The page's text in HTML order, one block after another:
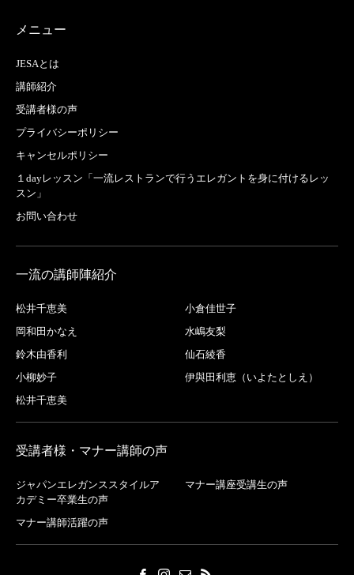
メニュー
JESAとは
講師紹介
受講者様の声
プライバシーポリシー
キャンセルポリシー
１dayレッスン「一流レストランで行うエレガントを身に付けるレッ
スン」
お問い合わせ
一流の講師陣紹介
松井千恵美
小倉佳世子
岡和田かなえ
水嶋友梨
鈴木由香利
仙石綾香
小柳妙子
伊與田利恵（いよたとしえ）
松井千恵美
受講者様・マナー講師の声
ジャパンエレガンススタイルア
カデミー卒業生の声
マナー講座受講生の声
マナー講師活躍の声